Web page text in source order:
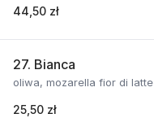
44,50 zł
27. Bianca
oliwa, mozarella fior di latte
25,50 zł